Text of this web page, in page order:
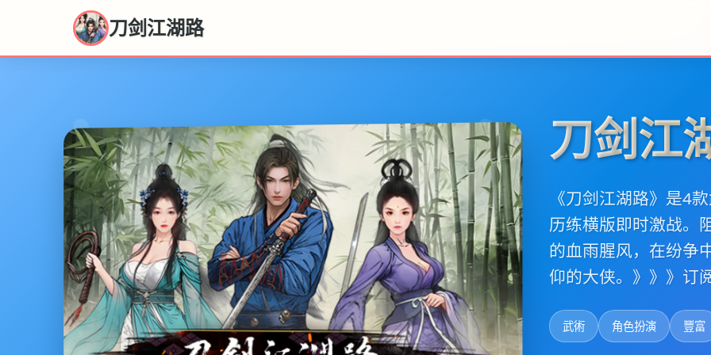
刀剑江湖路
刀剑江
《刀剑江湖路》是4
历练横版即时激战。
的血雨腥风，在纷争
仰的大侠。》》》订
武術 角色扮演 豐富